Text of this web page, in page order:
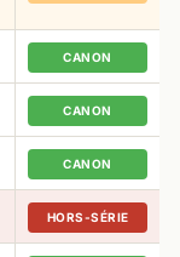
CANON
CANON
CANON
HORS-SÉRIE